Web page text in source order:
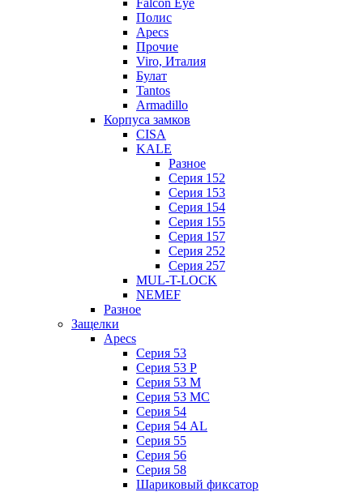
Falcon Eye
Полис
Apecs
Прочие
Viro, Италия
Булат
Tantos
Armadillo
Корпуса замков
CISA
KALE
Разное
Серия 152
Серия 153
Серия 154
Серия 155
Серия 157
Серия 252
Серия 257
MUL-T-LOCK
NEMEF
Разное
Защелки
Apecs
Серия 53
Серия 53 P
Серия 53 М
Серия 53 МC
Серия 54
Серия 54 AL
Серия 55
Серия 56
Серия 58
Шариковый фиксатор